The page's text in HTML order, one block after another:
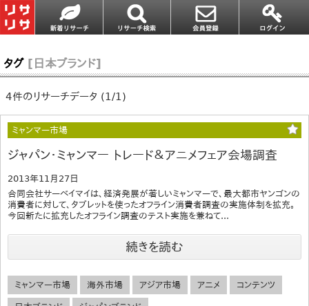
タグ [日本ブランド]
4件のリサーチデータ (1/1)
ミャンマー市場
ジャパン・ミャンマー トレード＆アニメフェア会場調査
2013年11月27日
合同会社サーベイマイは、経済発展が著しいミャンマーで、最大都市ヤンゴンの
消費者に対して、タブレットを使ったオフライン消費者調査の実施体制を拡充。
今回新たに拡充したオフライン調査のテスト実施を兼ねて...
続きを読む
ミャンマー市場 海外市場 アジア市場 アニメ コンテンツ